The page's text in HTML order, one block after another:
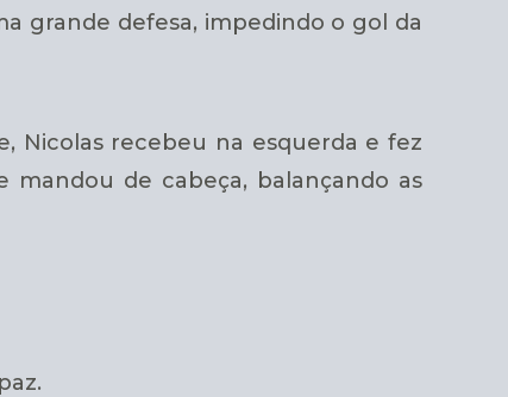
grande defesa, impedindo o gol da
Nicolas recebeu na esquerda e fez
de cabeça, balançando as